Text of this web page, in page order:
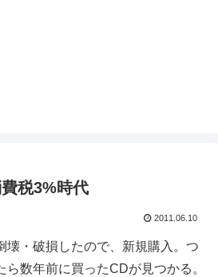
税3%時代
2011.06.10
・破損したので、新規購入。つ
数年前に買ったCDが見つかる。